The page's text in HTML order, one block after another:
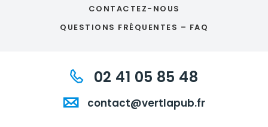
CONTACTEZ-NOUS
QUESTIONS FRÉQUENTES – FAQ
02 41 05 85 48
contact@vertlapub.fr